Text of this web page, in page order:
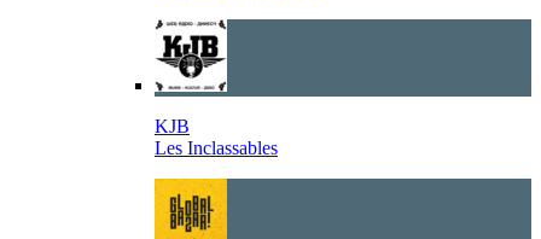
KJB
Les Inclassables